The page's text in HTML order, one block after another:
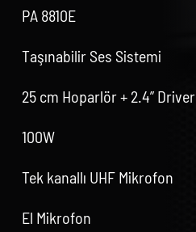
PA 8810E
Taşınabilir Ses Sistemi
25 cm Hoparlör + 2.4” Driver
100W
Tek kanallı UHF Mikrofon
El Mikrofon